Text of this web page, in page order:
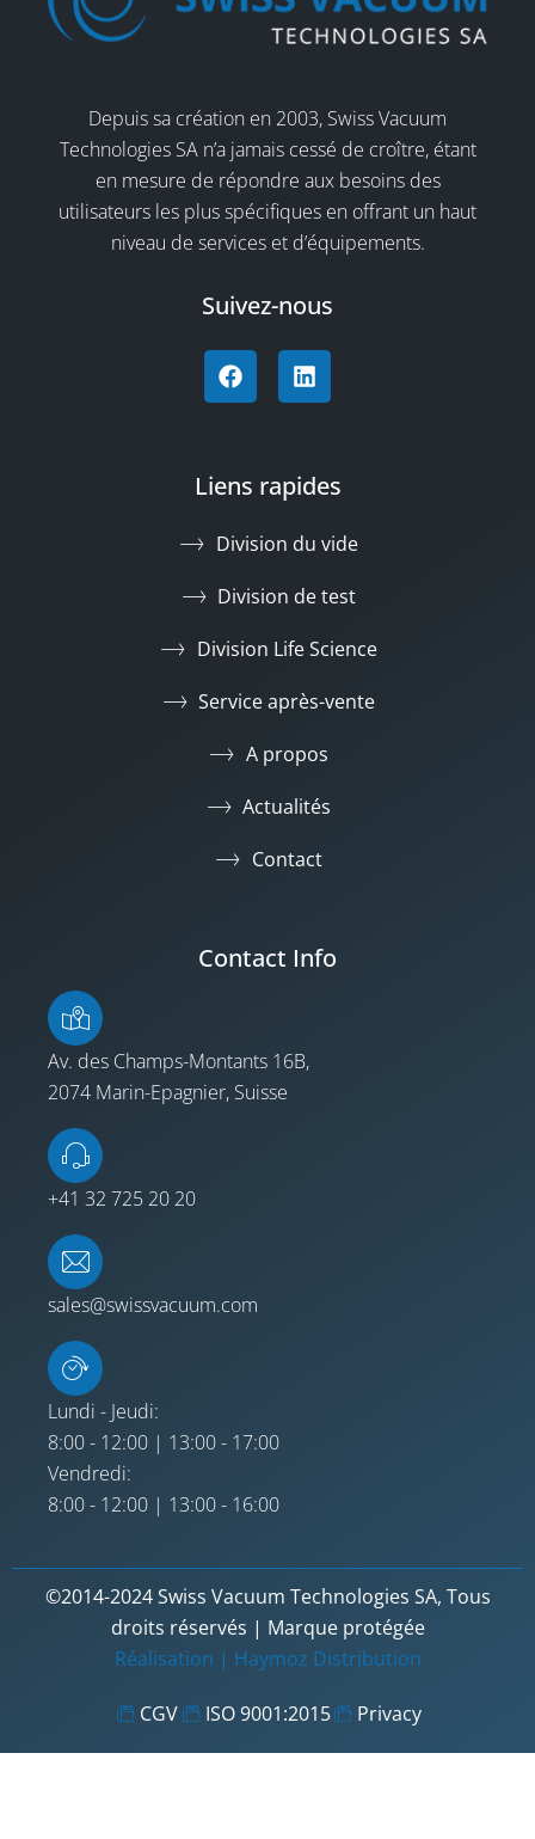
Depuis sa création en 2003, Swiss Vacuum
Technologies SA n’a jamais cessé de croître, étant
en mesure de répondre aux besoins des
utilisateurs les plus spécifiques en offrant un haut
niveau de services et d’équipements.
Suivez-nous
Liens rapides
Division du vide
Division de test
Division Life Science
Service après-vente
A propos
Actualités
Contact
Contact Info
Av. des Champs-Montants 16B,
2074 Marin-Epagnier, Suisse
+41 32 725 20 20
sales@swissvacuum.com
Lundi - Jeudi:
8:00 - 12:00 | 13:00 - 17:00
Vendredi:
8:00 - 12:00 | 13:00 - 16:00
©2014-2024 Swiss Vacuum Technologies SA, Tous
droits réservés | Marque protégée
Réalisation | Haymoz Distribution
CGV ISO 9001:2015 Privacy